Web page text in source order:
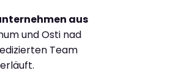
aus
und Osti nad
Team